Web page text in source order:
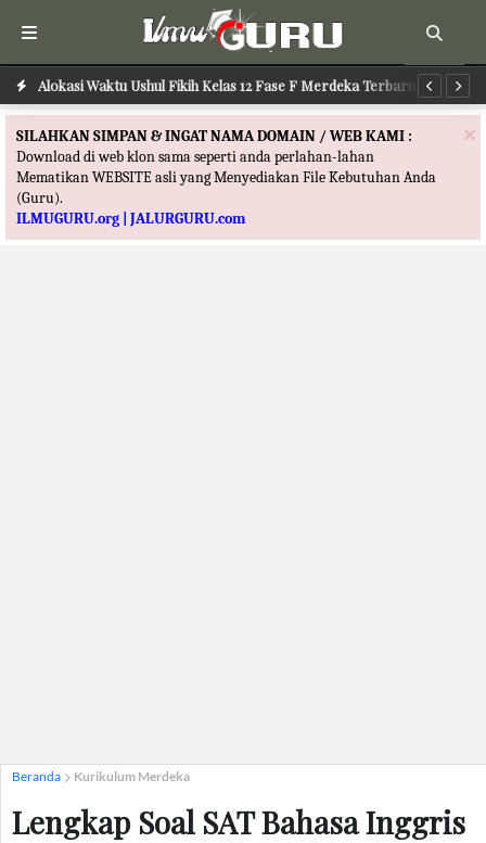
Alokasi Waktu Ushul Fikih Kelas 12 Fase F Merdeka Terbaru
Alokasi Waktu Ilmu Tafsir Kelas 12 Fase F Merdeka Terbaru
×
SILAHKAN SIMPAN & INGAT NAMA DOMAIN / WEB KAMI :
Download di web klon sama seperti anda perlahan-lahan
Mematikan WEBSITE asli yang Menyediakan File Kebutuhan Anda
(Guru).
ILMUGURU.org | JALURGURU.com
Beranda Kurikulum Merdeka
Lengkap Soal SAT Bahasa Inggris